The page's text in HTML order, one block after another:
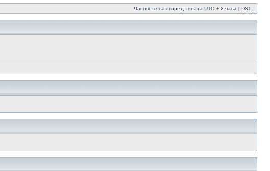
Часовете са според зоната UTC + 2 часа [ DST ]